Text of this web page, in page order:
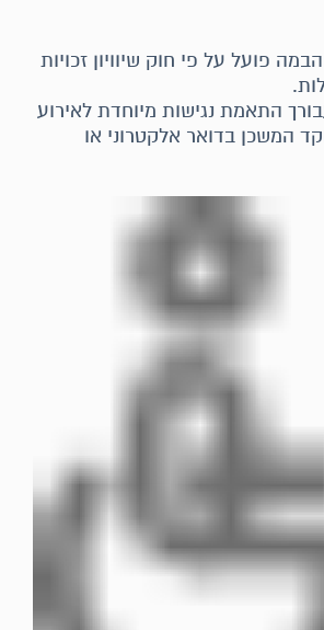
פועל על פי חוק שיוויון זכויות
התאמת נגישות מיוחדת לאירוע
המשכן בדואר אלקטרוני או